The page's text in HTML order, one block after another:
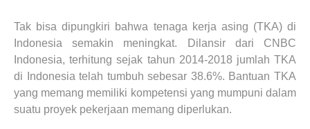
Tak bisa dipungkiri bahwa tenaga kerja asing (TKA) di
Indonesia semakin meningkat. Dilansir dari CNBC
Indonesia, terhitung sejak tahun 2014-2018 jumlah TKA
di Indonesia telah tumbuh sebesar 38.6%. Bantuan TKA
yang memang memiliki kompetensi yang mumpuni dalam
suatu proyek pekerjaan memang diperlukan.